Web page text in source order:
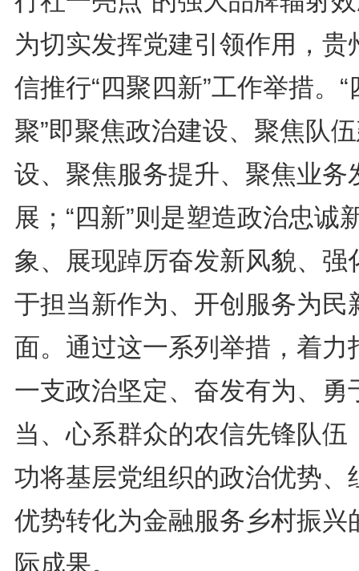
为切实发挥党建引领作用，贵
信推行“四聚四新”工作举措。“
聚”即聚焦政治建设、聚焦队
设、聚焦服务提升、聚焦业务
展；“四新”则是塑造政治忠诚
象、展现踔厉奋发新风貌、强
于担当新作为、开创服务为民
面。通过这一系列举措，着力
一支政治坚定、奋发有为、勇
当、心系群众的农信先锋队伍
功将基层党组织的政治优势、
优势转化为金融服务乡村振兴
际成果。